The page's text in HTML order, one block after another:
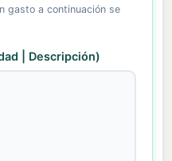
gasto a continuación se
| Descripción)